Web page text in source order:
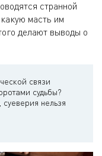
странной
масть им
делают выводы о
связи
судьбы?
суеверия нельзя